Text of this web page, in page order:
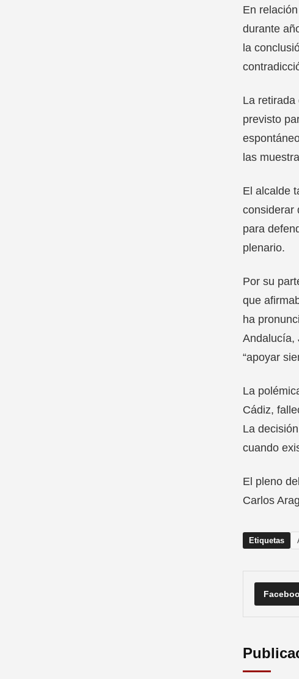
En
durante
la
La retirada
previsto
las
El alcalde
considerar
para
plenario.
Por su
que
ha
Andalucía,
“apoyar
La
Cádiz,
La
cuando
El pleno
Carlos
Etiquetas